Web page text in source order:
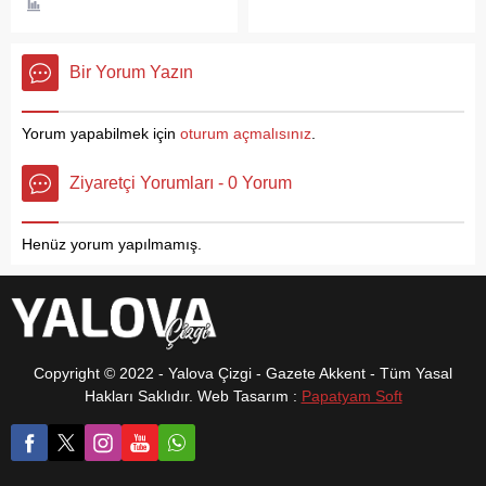
Çeşitli tiyatro ve gösteriler...
Temmuz Cumartesi gecesi
Beach Çınarcık sahnesinde
sevenleriyle buluşacak.
arasına ertelendi. Hafta
Genç Karadenizliler
devam ederken yapılması
Bir Yorum Yazın
Yorum yapabilmek için oturum açmalısınız
Ziyaretçi Yorumları - 0 Yorum
Henüz yorum yapılmamış.
Copyright © 2022 - Yalova Çizgi - Gazete Akkent - Tüm Yasal
Hakları Saklıdır. Web Tasarım : Papatyam Soft